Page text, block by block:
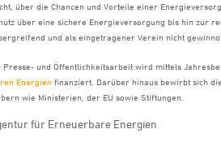
über die Chancen und Vorteile einer
über eine sichere Energieversorgung bis hin zur
und als eingetragener Verein nicht
Presse- und Öffentlichkeitsarbeit wird mittels
Energien finanziert. Darüber hinaus bewirbt sich
wie Ministerien, der EU sowie Stiftungen.
für Erneuerbare Energien